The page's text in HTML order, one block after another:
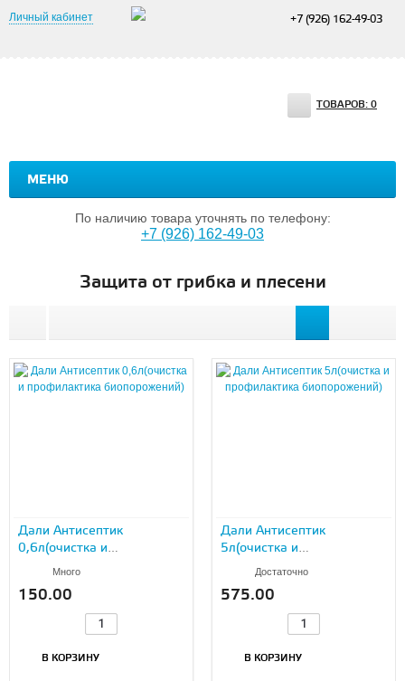
Личный кабинет +7 (926) 162-49-03
МЕНЮ
ТОВАРОВ: 0
По наличию товара уточнять по телефону:
+7 (926) 162-49-03
Защита от грибка и плесени
Дали Антисептик
0,6л(очистка и
профилактика
Много
150.00
В КОРЗИНУ
Дали Антисептик
5л(очистка и
профилактика
Достаточно
575.00
В КОРЗИНУ